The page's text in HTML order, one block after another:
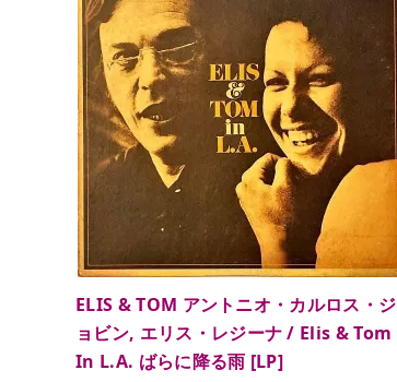
ELIS & TOM アントニオ・カルロス・ジ
ョビン, エリス・レジーナ / Elis & Tom
In L.A. ばらに降る雨 [LP]